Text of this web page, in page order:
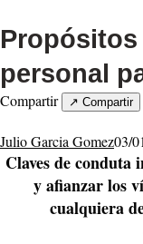
personal
Compartir ↗ Compartir
Julio Garcia Gomez03/
Claves de
y afianzar los
cualquiera